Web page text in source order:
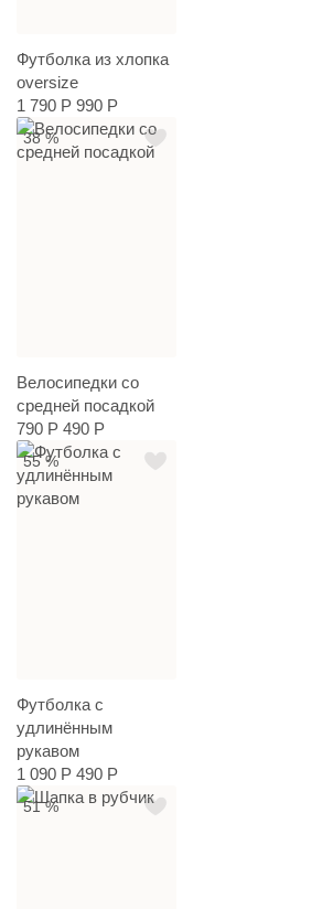
Футболка из хлопка
oversize
1 790 Р 990 Р
38 %
Велосипедки со
средней посадкой
790 Р 490 Р
55 %
Футболка с
удлинённым
рукавом
1 090 Р 490 Р
51 %